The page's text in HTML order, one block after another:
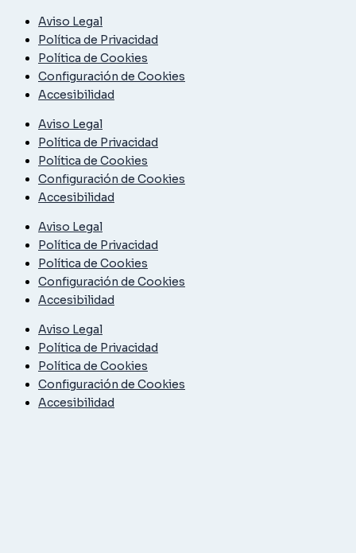
Aviso Legal
Política de Privacidad
Política de Cookies
Configuración de Cookies
Accesibilidad
Aviso Legal
Política de Privacidad
Política de Cookies
Configuración de Cookies
Accesibilidad
Aviso Legal
Política de Privacidad
Política de Cookies
Configuración de Cookies
Accesibilidad
Aviso Legal
Política de Privacidad
Política de Cookies
Configuración de Cookies
Accesibilidad